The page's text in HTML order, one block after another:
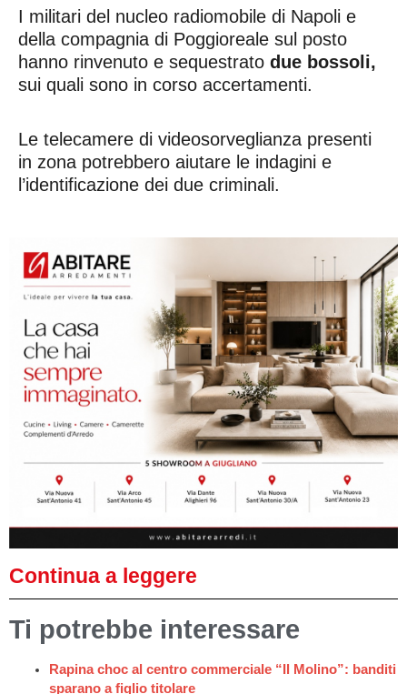
I militari del nucleo radiomobile di Napoli e
della compagnia di Poggioreale sul posto
hanno rinvenuto e sequestrato due bossoli,
sui quali sono in corso accertamenti.
Le telecamere di videosorveglianza presenti
in zona potrebbero aiutare le indagini e
l’identificazione dei due criminali.
Continua a leggere
Ti potrebbe interessare
Rapina choc al centro commerciale “Il Molino”: banditi
sparano a figlio titolare